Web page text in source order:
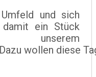
und sich
ein Stück
wollen diese